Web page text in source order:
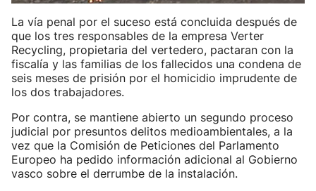
La vía penal por el suceso está concluida después de
que los tres responsables de la empresa Verter
Recycling, propietaria del vertedero, pactaran con la
fiscalía y las familias de los fallecidos una condena de
seis meses de prisión por el homicidio imprudente de
los dos trabajadores.
Por contra, se mantiene abierto un segundo proceso
judicial por presuntos delitos medioambientales, a la
vez que la Comisión de Peticiones del Parlamento
Europeo ha pedido información adicional al Gobierno
vasco sobre el derrumbe de la instalación.